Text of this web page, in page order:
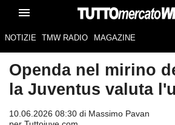
NOTIZIE TMW RADIO MAGAZINE
Openda nel mirino
la Juventus valuta
10.06.2026 08:30 di Massimo Pavan